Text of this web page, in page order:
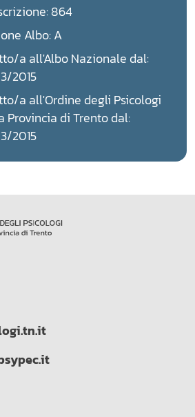
864
Albo: A
a all'Albo Nazionale dal:
2015
a all'Ordine degli Psicologi
Provincia di Trento dal:
2015